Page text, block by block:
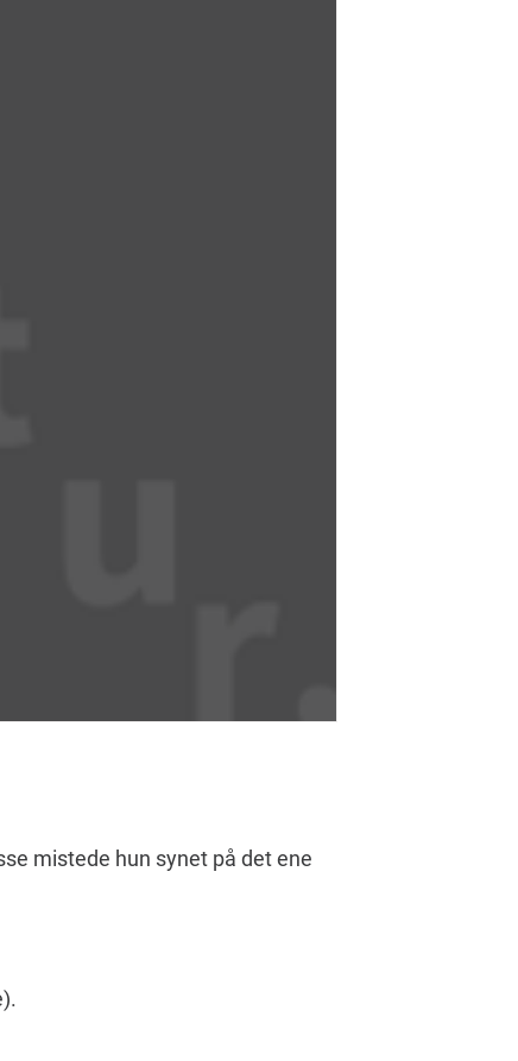
mistede hun synet på det ene